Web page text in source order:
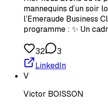
mannequins d’un soir
l’Emeraude Business
programme : ✨ Un
32
3
LinkedIn
V
Victor BOISSON